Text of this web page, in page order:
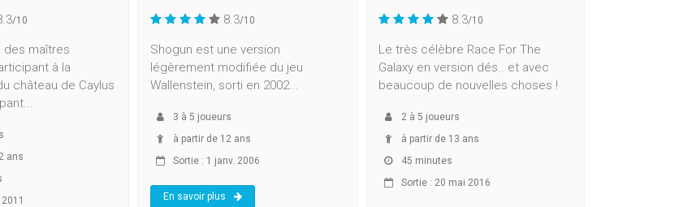
/10
des maîtres
à la
château de Caylus
ans
8.3/10
Shogun est une version
légèrement modifiée du jeu
Wallenstein, sorti en 2002...
3 à 5 joueurs
à partir de 12 ans
Sortie : 1 janv. 2006
En savoir plus
8.3/10
Le très célèbre Race For The
Galaxy en version dés.. et avec
beaucoup de nouvelles choses !
2à 5 joueurs
à partir de 13 ans
45 minutes
Sortie : 20 mai 2016